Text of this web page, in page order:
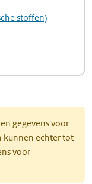
stoffen)
gegevens voor
kunnen echter tot
voor